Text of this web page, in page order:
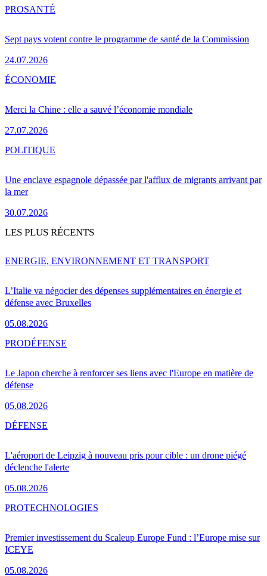
Sept pays votent contre le programme de santé de la Commission
24.07.2026
PROSANTÉ
Merci la Chine : elle a sauvé l’économie mondiale
27.07.2026
ÉCONOMIE
Une enclave espagnole dépassée par l'afflux de migrants arrivant par
la mer
30.07.2026
POLITIQUE
LES PLUS RÉCENTS
L’Italie va négocier des dépenses supplémentaires en énergie et
défense avec Bruxelles
05.08.2026
ENERGIE, ENVIRONNEMENT ET TRANSPORT
Le Japon cherche à renforcer ses liens avec l'Europe en matière de
défense
05.08.2026
PRODÉFENSE
L'aéroport de Leipzig à nouveau pris pour cible : un drone piégé
déclenche l'alerte
05.08.2026
DÉFENSE
Premier investissement du Scaleup Europe Fund : l’Europe mise sur
ICEYE
05.08.2026
PROTECHNOLOGIES